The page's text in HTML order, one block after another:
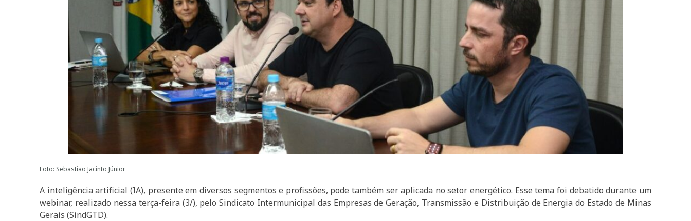
Foto: Sebastião Jacinto Júnior
A inteligência artificial (IA), presente em diversos segmentos e profissões, pode também ser aplicada no setor energético. Esse tema foi debatido durante um
webinar, realizado nessa terça-feira (3/), pelo Sindicato Intermunicipal das Empresas de Geração, Transmissão e Distribuição de Energia do Estado de Minas
Gerais (SindGTD).